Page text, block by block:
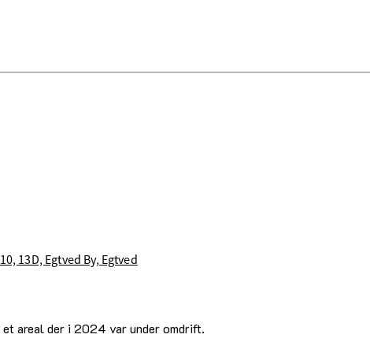
13D, Egtved By, Egtved
areal der i 2024 var under omdrift.